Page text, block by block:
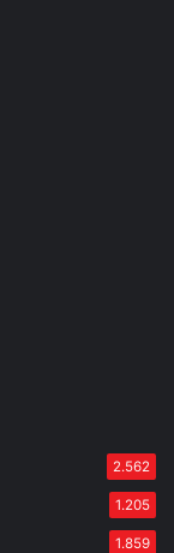
2.562
1.205
1.859